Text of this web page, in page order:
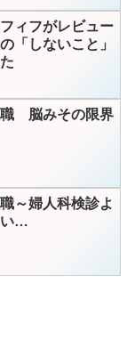
ィフがレビュー
「しないこと」
職 脳みその限界
～婦人科検診よ
い…